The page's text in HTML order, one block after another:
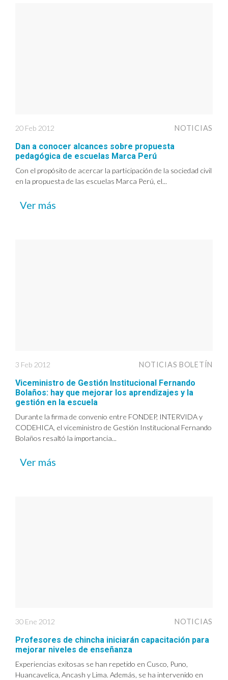
20 Feb 2012 NOTICIAS
Dan a conocer alcances sobre propuesta
pedagógica de escuelas Marca Perú
Con el propósito de acercar la participación de la sociedad civil
en la propuesta de las escuelas Marca Perú, el...
Ver más
3 Feb 2012 NOTICIAS BOLETÍN
Viceministro de Gestión Institucional Fernando
Bolaños: hay que mejorar los aprendizajes y la
gestión en la escuela
Durante la firma de convenio entre FONDEP, INTERVIDA y
CODEHICA, el viceministro de Gestión Institucional Fernando
Bolaños resaltó la importancia...
Ver más
30 Ene 2012 NOTICIAS
Profesores de chincha iniciarán capacitación para
mejorar niveles de enseñanza
Experiencias exitosas se han repetido en Cusco, Puno,
Huancavelica, Ancash y Lima. Además, se ha intervenido en